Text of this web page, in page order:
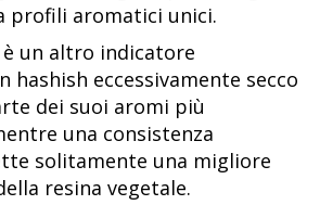
profili aromatici unici.
è un altro indicatore
hashish eccessivamente secco
dei suoi aromi più
una consistenza
solitamente una migliore
resina vegetale.